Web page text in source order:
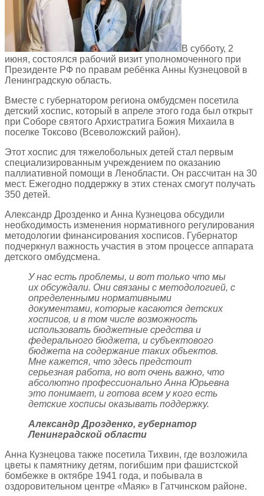
В субботу, 2
июня, состоялся рабочий визит уполномоченного при
Президенте РФ по правам ребёнка Анны Кузнецовой в
Ленинградскую область.
Вместе с губернатором региона омбудсмен посетила
детский хоспис, который в апреле этого года был открыт
при Соборе святого Архистратига Божия Михаила в
поселке Токсово (Всеволожский район).
Этот хоспис для тяжелобольных детей стал первым
специализированным учреждением по оказанию
паллиативной помощи в Ленобласти. Он рассчитан на 30
мест. Ежегодно поддержку в этих стенах смогут получать
350 детей.
Александр Дрозденко и Анна Кузнецова обсудили
необходимость изменения нормативного регулирования
методологии финансирования хосписов. Губернатор
подчеркнул важность участия в этом процессе аппарата
детского омбудсмена.
У нас есть проблемы, и вот только что мы
их обсуждали. Они связаны с методологией, с
определенными нормативными
документами, которые касаются детских
хосписов, и в том числе возможность
использовать бюджетные средства и
федерального бюджета, и субъектового
бюджета на содержание таких объектов.
Мне кажется, что здесь предстоит
серьезная работа, но вот очень важно, что
абсолютно профессионально Анна Юрьевна
это понимает, и готова всем у кого есть
детские хосписы оказывать поддержку.
Александр Дрозденко, губернатор
Ленинградской области
Анна Кузнецова также посетила Тихвин, где возложила
цветы к памятнику детям, погибшим при фашистской
бомбежке в октябре 1941 года, и побывала в
оздоровительном центре «Маяк» в Гатчинском районе.